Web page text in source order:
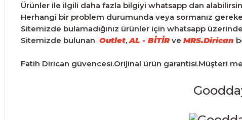
Ürünler ile ilgili daha fazla bilgiyi whatsapp dan
Herhangi bir problem durumunda veya sormanız
Sitemizde bulamadığınız ürünler için whatsapp
Sitemizde bulunan Outlet,AL - BİTİRve MRS.Dirican
Fatih Dirican güvencesi.Orijinal ürün garantisi.Müşteri